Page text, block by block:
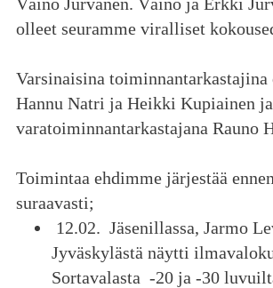
olleet seuramme viralliset
Varsinaisina toiminnantarkastajina
Hannu Natri ja Heikki Kupiainen ja
varatoiminnantarkastajana Rauno
Toimintaa ehdimme järjestää
suraavasti;
12.02. Jäsenillassa, Jarmo
Jyväskylästä näytti
Sortavalasta -20 ja -30